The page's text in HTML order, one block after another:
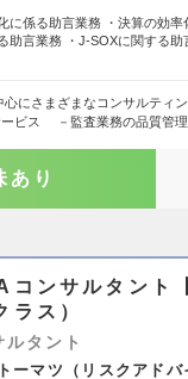
に係る助言業務 ・決算の効率
助言業務 ・J-SOXに関する助
にさまざまなコンサルティ
ビス －監査業務の品質管
あり
コンサルタント
ラス）
タント
ーマツ（リスクアドバ